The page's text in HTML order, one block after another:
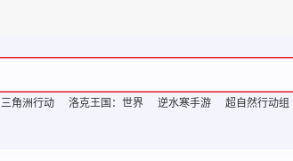
三角洲行动 洛克王国：世界 逆水寒手游 超自然行动组